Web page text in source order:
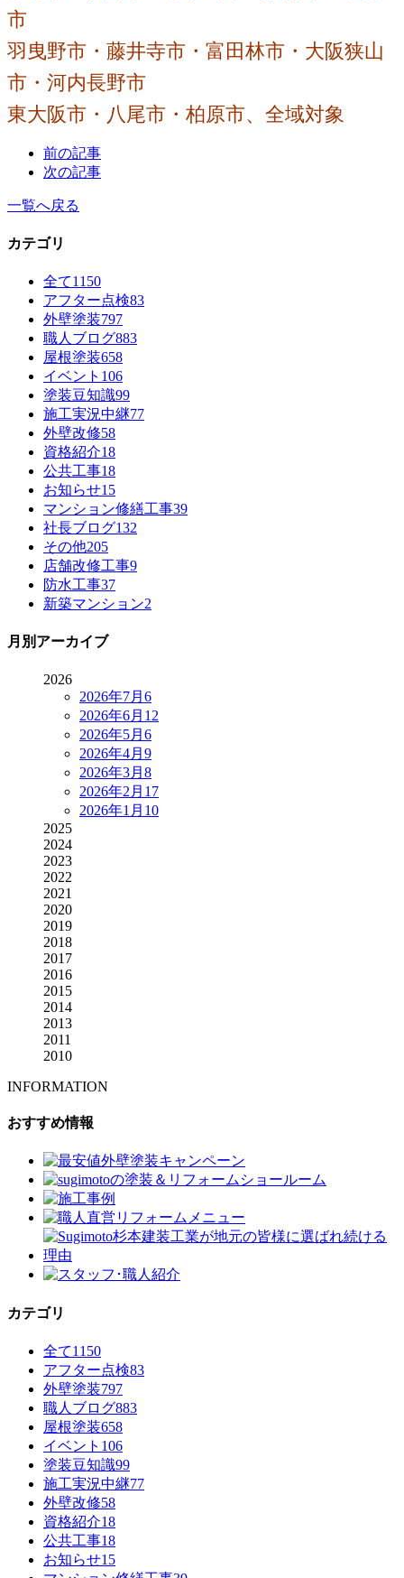
市
羽曳野市・藤井寺市・富田林市・大阪狭山
市・河内長野市
東大阪市・八尾市・柏原市、全域対象
前の記事
次の記事
一覧へ戻る
カテゴリ
全て1150
アフター点検83
外壁塗装797
職人ブログ883
屋根塗装658
イベント 106
塗装豆知識99
施工実況中継77
外壁改修58
資格紹介18
公共工事18
お知らせ15
マンション修繕工事39
社長ブログ132
その他205
店舗改修工事9
防水工事37
新築マンション2
月別アーカイブ
2026
2026年7月 6
2026年6月 12
2026年5月 6
2026年4月 9
2026年3月 8
2026年2月 17
2026年1月 10
2025
2024
2023
2022
2021
2020
2019
2018
2017
2016
2015
2014
2013
2011
2010
INFORMATION
おすすめ情報
カテゴリ
全て1150
アフター点検83
外壁塗装797
職人ブログ883
屋根塗装658
イベント 106
塗装豆知識99
施工実況中継77
外壁改修58
資格紹介18
公共工事18
お知らせ15